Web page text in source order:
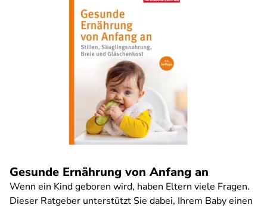
Gesunde Ernährung von Anfang an
Wenn ein Kind geboren wird, haben Eltern viele Fragen.
Dieser Ratgeber unterstützt Sie dabei, Ihrem Baby einen